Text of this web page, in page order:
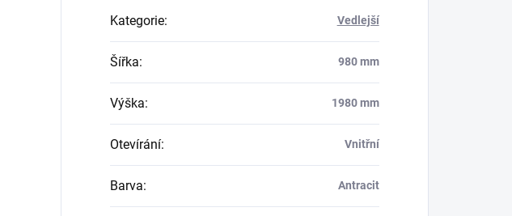
Kategorie: Vedlejší
Šířka: 980 mm
Výška: 1980 mm
Otevírání: Vnitřní
Barva: Antracit